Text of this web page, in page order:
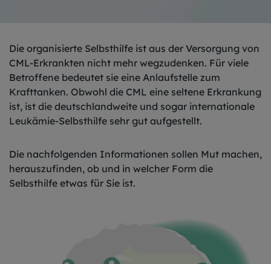
Die organisierte Selbsthilfe ist aus der Versorgung von
CML-Erkrankten nicht mehr wegzudenken. Für viele
Betroffene bedeutet sie eine Anlaufstelle zum
Krafttanken. Obwohl die CML eine seltene Erkrankung
ist, ist die deutschlandweite und sogar internationale
Leukämie-Selbsthilfe sehr gut aufgestellt.
Die nachfolgenden Informationen sollen Mut machen,
herauszufinden, ob und in welcher Form die
Selbsthilfe etwas für Sie ist.